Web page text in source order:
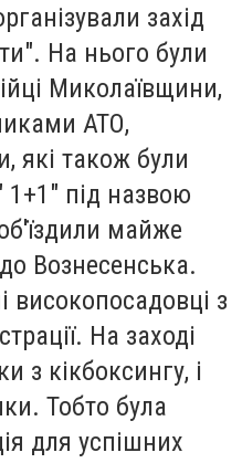
захід
На нього були
Миколаївщини,
АТО,
які також були
під назвою
майже
Вознесенська.
високопосадовці з
На заході
з кікбоксингу, і
Тобто була
для успішних